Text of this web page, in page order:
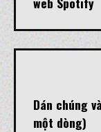
Dán chúng
một dòng)